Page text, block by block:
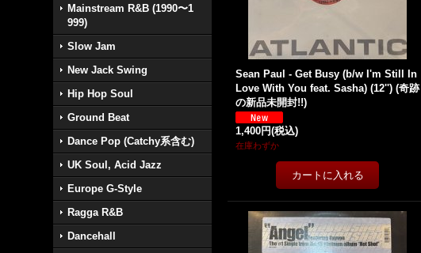
Mainstream R&B (1990〜1
999)
Slow Jam
New Jack Swing
Hip Hop Soul
Ground Beat
Dance Pop (Catchy系含む)
UK Soul, Acid Jazz
Europe G-Style
Ragga R&B
Dancehall
Sean Paul - Get Busy (b/w I'm Still In
Love With You feat. Sasha) (12'') (奇跡
の新品未開封!!)
1,400円(税込)
在庫わずか